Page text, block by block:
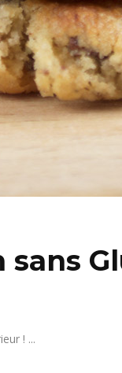
sans
!